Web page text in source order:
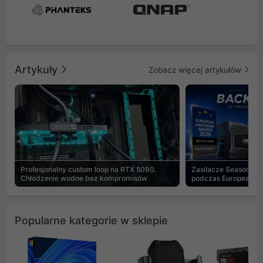
Artykuły Zobacz więcej artykułów
Profesjonalny custom loop na RTX 5090.
Chłodzenie wodne bez kompromisów
Zasilacze Seasonic
podczas European
Popularne kategorie w sklepie